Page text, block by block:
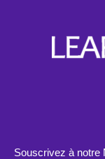
Souscrivez à notre